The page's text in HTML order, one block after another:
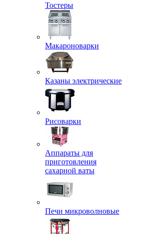
Тостеры
Макароноварки
Казаны электрические
Рисоварки
Аппараты для
приготовления
сахарной ваты
Печи микроволновые